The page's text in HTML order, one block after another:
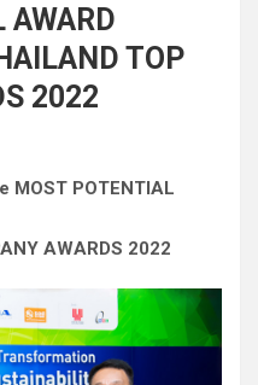
AWARD
TOP
2022
MOST POTENTIAL
AWARDS 2022